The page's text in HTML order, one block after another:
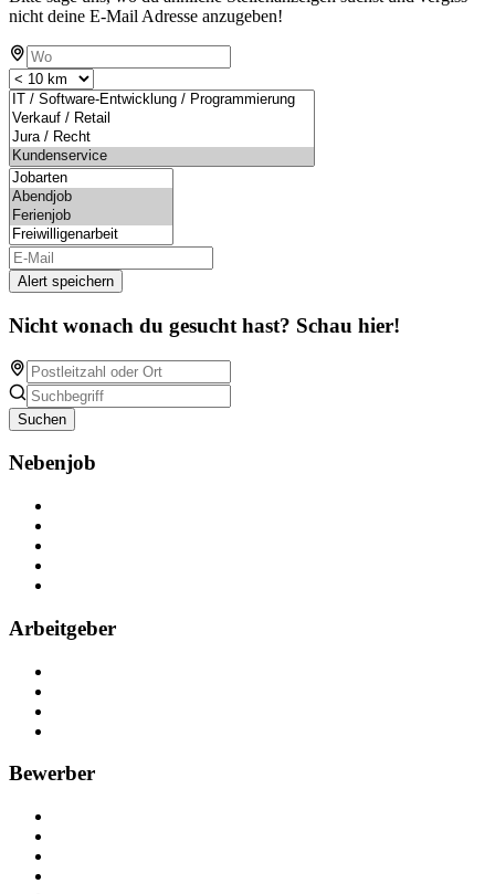
nicht deine E-Mail Adresse anzugeben!
Alert speichern
Nicht wonach du gesucht hast? Schau hier!
Suchen
Nebenjob
Arbeitgeber
Bewerber